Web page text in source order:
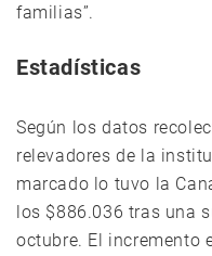
familias”.
Estadísticas
Según los datos
relevadores de la
marcado lo tuvo la
los $886.036 tras una
octubre. El incremento